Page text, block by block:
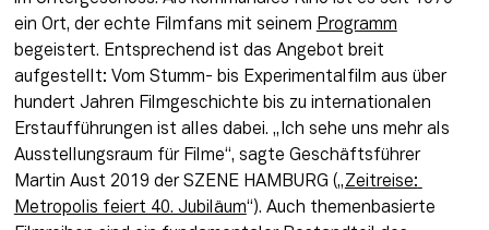
ein Ort, der echte Filmfans mit seinem Programm
begeistert. Entsprechend ist das Angebot breit
aufgestellt: Vom Stumm- bis Experimentalfilm aus über
hundert Jahren Filmgeschichte bis zu internationalen
Erstaufführungen ist alles dabei. „Ich sehe uns mehr als
Ausstellungsraum für Filme“, sagte Geschäftsführer
Martin Aust 2019 der SZENE HAMBURG („ Zeitreise:
Metropolis feiert 40. Jubiläum“). Auch themenbasierte